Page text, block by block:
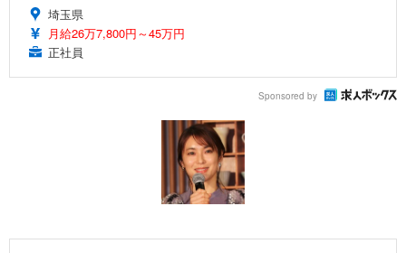
埼玉県
月給26万7,800円～45万円
正社員
Sponsored by